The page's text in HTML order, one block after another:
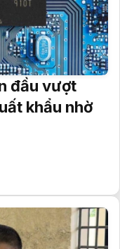
đầu vượt
khẩu nhờ